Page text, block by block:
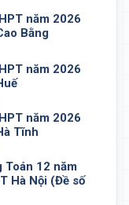
năm 2026
Bằng
năm 2026
năm 2026
Tĩnh
Toán 12 năm
Hà Nội (Đề số